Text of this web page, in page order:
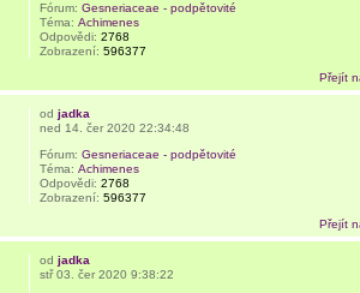
Fórum:Gesneriaceae - podpětovité
Téma:Achimenes
Odpovědi:2768
Zobrazení:596377
Přejít
odjadka
ned 14. čer 2020 22:34:48
Fórum:Gesneriaceae - podpětovité
Téma:Achimenes
Odpovědi:2768
Zobrazení:596377
Přejít
odjadka
stř 03. čer 2020 9:38:22